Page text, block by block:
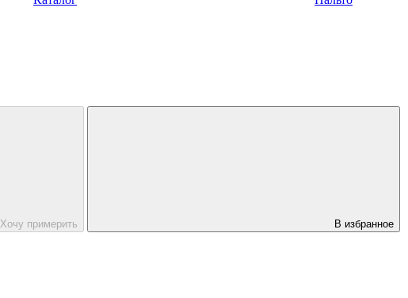
Хочу примерить В избранное